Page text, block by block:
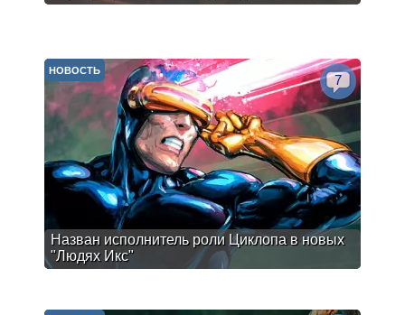
Назван исполнитель роли Циклопа в новых
"Людях Икс"
НОВОСТЬ
7